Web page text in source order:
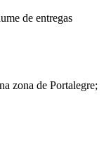
de entregas
zona de Portalegre;